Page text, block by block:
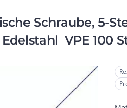
Schraube, 5-
VPE 100